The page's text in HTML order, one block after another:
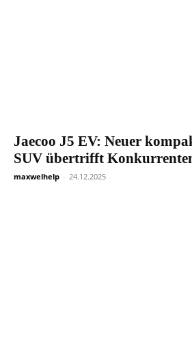
Jaecoo J5 EV: Neuer
SUV übertrifft
maxwelhelp - 24.12.2025